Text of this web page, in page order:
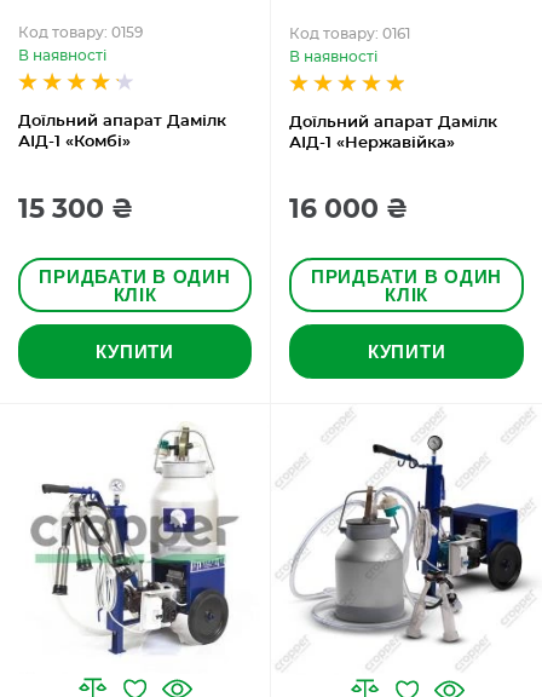
Доїльний апарат Дамілк
АІД-1 «Комбі»
Код товару: 0159
В наявності
15 300 ₴
ПРИДБАТИ В ОДИН
КЛІК
КУПИТИ
Доїльний апарат Дамілк
АІД-1 «Нержавійка»
Код товару: 0161
В наявності
16 000 ₴
ПРИДБАТИ В ОДИН
КЛІК
КУПИТИ